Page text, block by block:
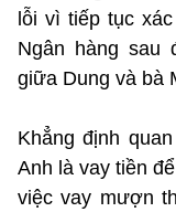
lỗi vì tiếp tục
Ngân hàng sau
giữa Dung và bà
Khẳng định
Anh là vay tiền
việc vay mượn